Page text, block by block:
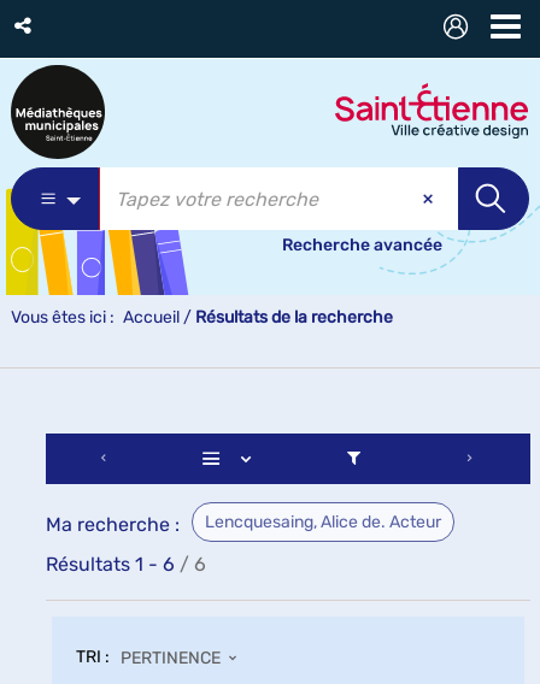
Recherche avancée
Vous êtes ici : Accueil / Résultats de la recherche
Ma recherche : Lencquesaing, Alice de. Acteur
Résultats 1 - 6 / 6
TRI : PERTINENCE